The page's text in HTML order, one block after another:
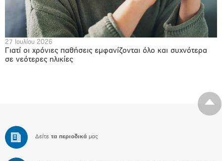
27 Ιουλίου 2026
Γιατί οι χρόνιες παθήσεις εμφανίζονται όλο και συχνότερα
σε νεότερες ηλικίες
Δείτε τα περιοδικά μας